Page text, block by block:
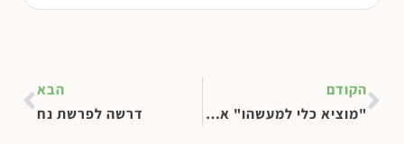
הקודם
"מוציא כלי למעשהו" או "משחית לחבל" – הבניין והחורבן
הבא
דרשה לפרשת נח